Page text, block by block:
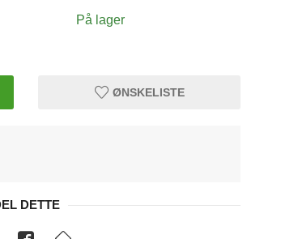
På lager
ØNSKELISTE
DETTE